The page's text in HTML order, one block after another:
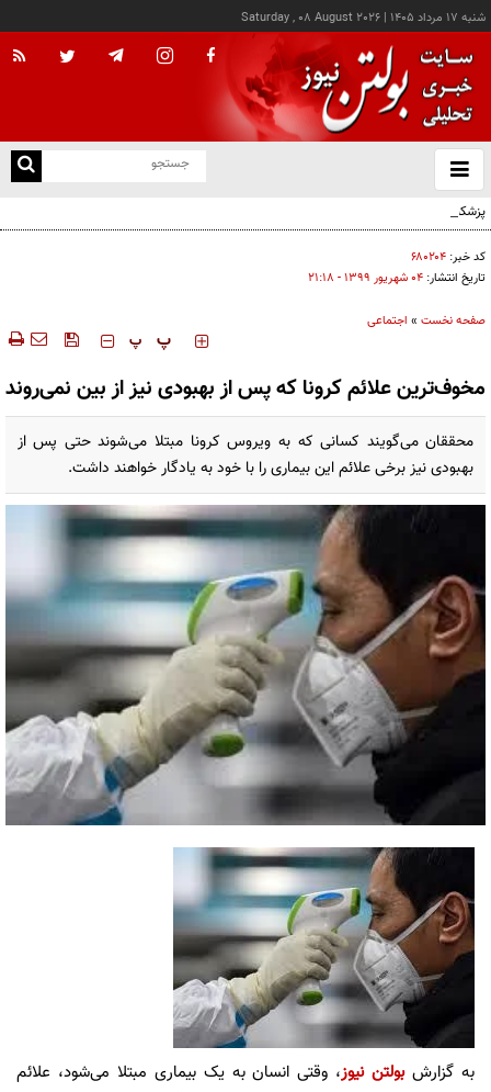
شنبه ۱۷ مرداد ۱۴۰۵ |
Saturday , 08 August 2026
باز
و
پزشکیان: خدمت بی‌منت و مشارکت مردمی، پایه حل مشکلات کشور است
کد خبر: ۶۸۰۲۰۴
تاریخ انتشار: ۰۴ شهريور ۱۳۹۹ - ۲۱:۱۸
صفحه نخست » اجتماعی
‍‍‍ پ پ
مخوف‌ترین علائم کرونا که پس از بهبودی نیز از بین نمی‌روند
محققان می‌گویند کسانی که به ویروس کرونا مبتلا می‌شوند حتی پس از
بهبودی نیز برخی علائم این بیماری را با خود به یادگار خواهند داشت.
به گزارشبولتن نیوز، وقتی انسان به یک بیماری مبتلا می‌شود، علائم